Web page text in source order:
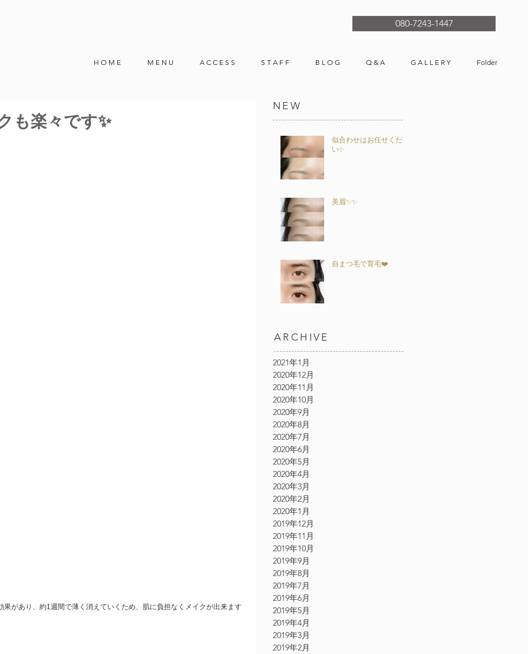
080-7243-1447
H O M E M E N U A C C E S S S T A F F B L O G Q & A G A L L E R Y Folder
も楽々です✨
があり、約1週間で薄く消えていくため、肌に負担なくメイクが出来ます
NEW
似合わせはお任せくださ
い✨
美眉✨✨
自まつ毛で育毛❤️
ARCHIVE
2021年1月
2020年12月
2020年11月
2020年10月
2020年9月
2020年8月
2020年7月
2020年6月
2020年5月
2020年4月
2020年3月
2020年2月
2020年1月
2019年12月
2019年11月
2019年10月
2019年9月
2019年8月
2019年7月
2019年6月
2019年5月
2019年4月
2019年3月
2019年2月